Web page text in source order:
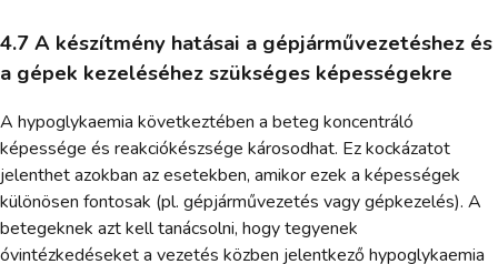
4.7 A készítmény hatásai a gépjárművezetéshez és
a gépek kezeléséhez szükséges képességekre
A hypoglykaemia következtében a beteg koncentráló
képessége és reakciókészsége károsodhat. Ez kockázatot
jelenthet azokban az esetekben, amikor ezek a képességek
különösen fontosak (pl. gépjárművezetés vagy gépkezelés). A
betegeknek azt kell tanácsolni, hogy tegyenek
óvintézkedéseket a vezetés közben jelentkező hypoglykaemia